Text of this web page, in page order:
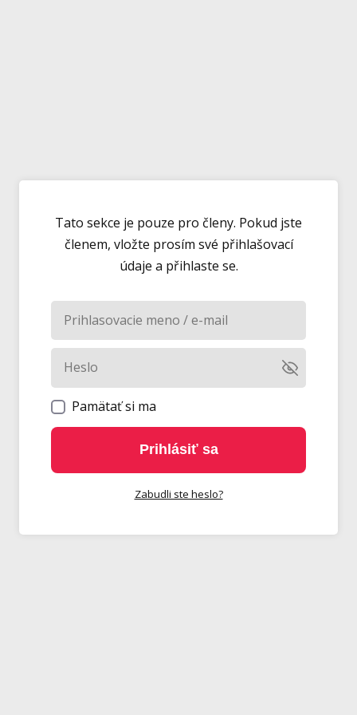
Tato sekce je pouze pro členy. Pokud jste
členem, vložte prosím své přihlašovací
údaje a přihlaste se.
Pamätať si ma
Prihlásiť sa
Zabudli ste heslo?